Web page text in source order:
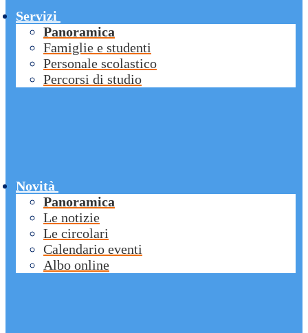
Servizi
Panoramica
Famiglie e studenti
Personale scolastico
Percorsi di studio
Novità
Panoramica
Le notizie
Le circolari
Calendario eventi
Albo online